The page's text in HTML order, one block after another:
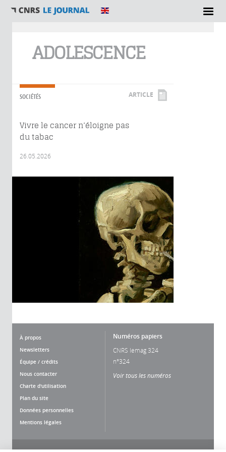
ADOLESCENCE
SOCIÉTÉS ARTICLE
Vivre le cancer n’éloigne pas
du tabac
26.05.2026
À propos
Newsletters
Équipe / crédits
Nous contacter
Charte d'utilisation
Plan du site
Données personnelles
Mentions légales
Numéros papiers
CNRS lemag 324
n°324
Voir tous les numéros